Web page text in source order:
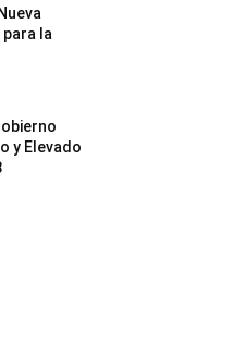
la
y Elevado